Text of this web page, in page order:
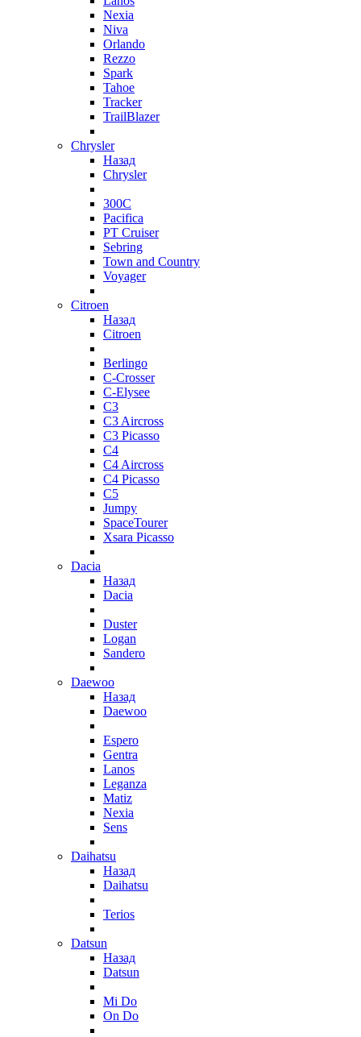
Nexia
Niva
Orlando
Rezzo
Spark
Tahoe
Tracker
TrailBlazer
Chrysler
Назад
Chrysler
300C
Pacifica
PT Cruiser
Sebring
Town and Country
Voyager
Citroen
Назад
Citroen
Berlingo
C-Crosser
C-Elysee
C3
C3 Aircross
C3 Picasso
C4
C4 Aircross
C4 Picasso
C5
Jumpy
SpaceTourer
Xsara Picasso
Dacia
Назад
Dacia
Duster
Logan
Sandero
Daewoo
Назад
Daewoo
Espero
Gentra
Lanos
Leganza
Matiz
Nexia
Sens
Daihatsu
Назад
Daihatsu
Terios
Datsun
Назад
Datsun
Mi Do
On Do